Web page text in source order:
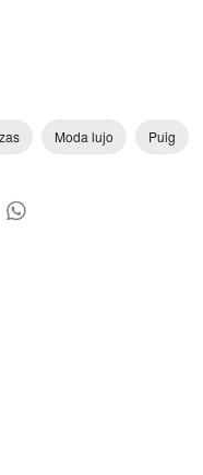
Moda lujo Puig